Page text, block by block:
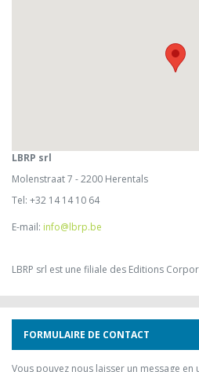
LBRP srl
Molenstraat 7 - 2200 Herentals
Tel: +32 14 14 10 64
E-mail: info@lbrp.be
LBRP srl est une filiale des Editions
FORMULAIRE DE CONTACT
Vous pouvez nous laisser un message